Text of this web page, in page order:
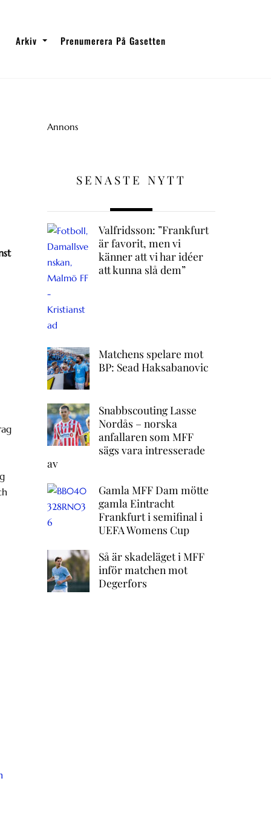
Arkiv Prenumerera På Gasetten
Annons
SENASTE NYTT
Valfridsson: ”Frankfurt
är favorit, men vi
känner att vi har idéer
att kunna slå dem”
Matchens spelare mot
BP: Sead Haksabanovic
Snabbscouting Lasse
Nordås – norska
anfallaren som MFF
sägs vara intresserade
av
Gamla MFF Dam mötte
gamla Eintracht
Frankfurt i semifinal i
UEFA Womens Cup
Så är skadeläget i MFF
inför matchen mot
Degerfors